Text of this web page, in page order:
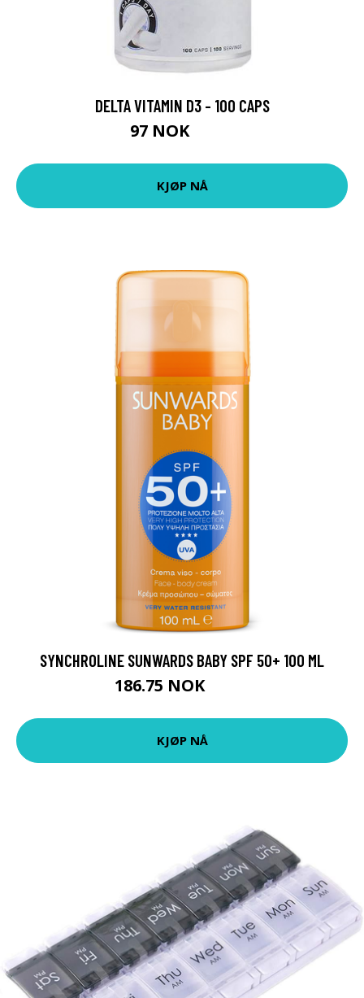
DELTA VITAMIN D3 - 100 CAPS
97 NOK
KJØP NÅ
SYNCHROLINE SUNWARDS BABY SPF 50+ 100 ML
186.75 NOK
KJØP NÅ